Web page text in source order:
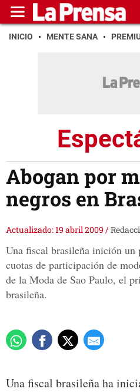
INICIO MENTE SANA
Abogan por
negros en
Actualizado: 19 abril 2009 /
Una fiscal brasileña inición un
cuotas de participación de
de la Moda de Sao Paulo, el
brasileña.
Una fiscal brasileña ha